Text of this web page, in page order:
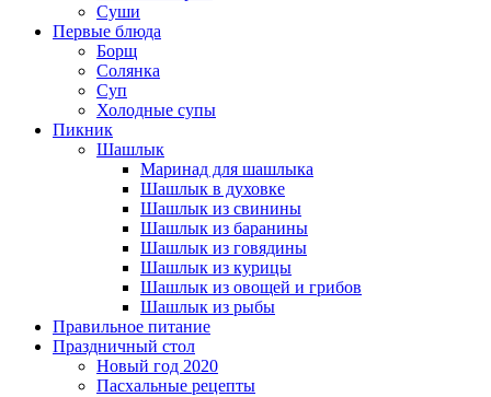
Суши
Первые блюда
Борщ
Солянка
Суп
Холодные супы
Пикник
Шашлык
Маринад для шашлыка
Шашлык в духовке
Шашлык из свинины
Шашлык из баранины
Шашлык из говядины
Шашлык из курицы
Шашлык из овощей и грибов
Шашлык из рыбы
Правильное питание
Праздничный стол
Новый год 2020
Пасхальные рецепты